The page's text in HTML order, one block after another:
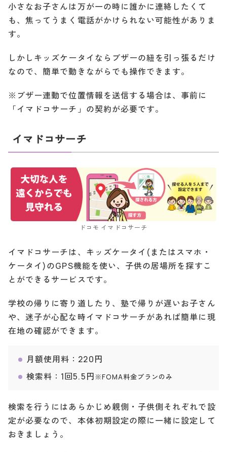
小さなお子さんは万が一の時に誰かに連絡したくて
も、焦ってうまく電話がかけられない可能性がありま
す。
しかしキッズケータイならブザーの紐を引っ張るだけ
なので、簡単で動きながらでも操作できます。
※ブザー連動で位置情報を送信する場合は、事前に
「イマドコサーチ」の契約が必要です。
イマドコサーチ
ドコモ イマドコサーチ
イマドコサーチは、キッズケータイ(またはスマホ・
ケータイ)のGPS機能を使い、子供の居場所を探すこ
とができるサービスです。
学校の帰りに寄り道したり、塾で帰りが遅いお子さん
や、迷子が心配な時イマドコサーチがあれば簡単に現
在地の確認ができます。
月額使用料：220円
検索料：1回5.5円 ※FOMA料金プランのみ
検索を行うにはあらかじめ親側・子供側それぞれで設
定が必要なので、本体初期設定の際に一緒に設定して
おきましょう。